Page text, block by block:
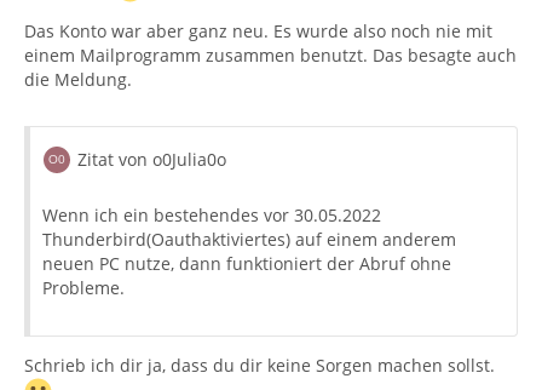
Das Konto war aber ganz neu. Es wurde also noch nie mit
einem Mailprogramm zusammen benutzt. Das besagte auch
die Meldung.
Zitat von o0Julia0o
Wenn ich ein bestehendes vor 30.05.2022
Thunderbird(Oauthaktiviertes) auf einem anderem
neuen PC nutze, dann funktioniert der Abruf ohne
Probleme.
Schrieb ich dir ja, dass du dir keine Sorgen machen sollst.